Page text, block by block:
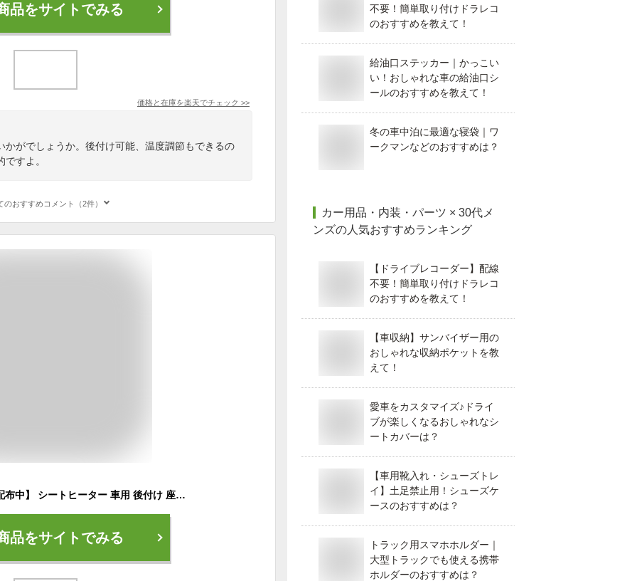
品をサイトでみる
価格と在庫を楽天でチェック >>
かがでしょうか。後付け可能、温度調節もできるの
すよ。
のおすすめコメント（2件）
【15％OFFクーポン配布中】 シートヒーター 車用 後付け 座布団 車 12v 24v シガーソケット 運転席 助手席 カーシート ヒーター ホットカーシート シートカバー 防寒対策 暖房 幅広い車種に対応
品をサイトでみる
不要！簡単取り付けドラレコ
のおすすめを教えて！
給油口ステッカー｜かっこい
い！おしゃれな車の給油口シ
ールのおすすめを教えて！
冬の車中泊に最適な寝袋｜ワ
ークマンなどのおすすめは？
カー用品・内装・パーツ × 30代メ
ンズの人気おすすめランキング
【ドライブレコーダー】配線
不要！簡単取り付けドラレコ
のおすすめを教えて！
【車収納】サンバイザー用の
おしゃれな収納ポケットを教
えて！
愛車をカスタマイズ♪ドライ
ブが楽しくなるおしゃれなシ
ートカバーは？
【車用靴入れ・シューズトレ
イ】土足禁止用！シューズケ
ースのおすすめは？
トラック用スマホホルダー｜
大型トラックでも使える携帯
ホルダーのおすすめは？